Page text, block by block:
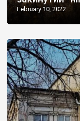
February 10, 2022